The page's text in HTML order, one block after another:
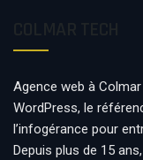
Agence web à
WordPress, le
l’infogérance pour
Depuis plus de 15